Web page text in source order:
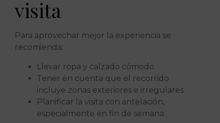
visita
Para aprovechar mejor la experiencia se
recomienda:
Llevar ropa y calzado cómodo.
Tener en cuenta que el recorrido
incluye zonas exteriores e irregulares.
Planificar la visita con antelación,
especialmente en fin de semana.